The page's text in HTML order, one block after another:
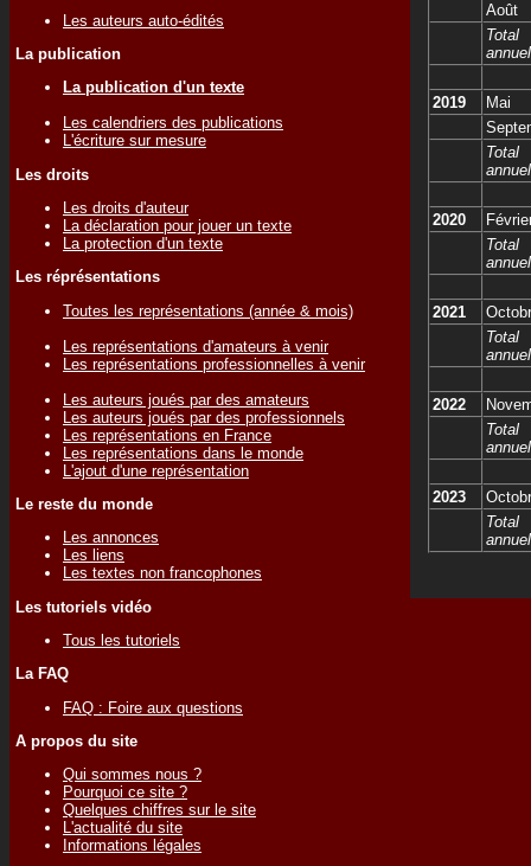
Les auteurs auto-édités
La publication
La publication d'un texte
Les calendriers des publications
L'écriture sur mesure
Les droits
Les droits d'auteur
La déclaration pour jouer un texte
La protection d'un texte
Les réprésentations
Toutes les représentations (année & mois)
Les représentations d'amateurs à venir
Les représentations professionnelles à venir
Les auteurs joués par des amateurs
Les auteurs joués par des professionnels
Les représentations en France
Les représentations dans le monde
L'ajout d'une représentation
Le reste du monde
Les annonces
Les liens
Les textes non francophones
Les tutoriels vidéo
Tous les tutoriels
La FAQ
FAQ : Foire aux questions
A propos du site
Qui sommes nous ?
Pourquoi ce site ?
Quelques chiffres sur le site
L'actualité du site
Informations légales
Août
Total
annuel
2019
Mai
Total
annuel
2020
Total
annuel
2021
Total
annuel
2022
Total
annuel
2023
Total
annuel